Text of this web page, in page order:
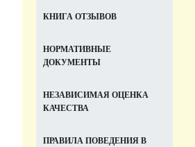
КНИГА ОТЗЫВОВ
НОРМАТИВНЫЕ
ДОКУМЕНТЫ
НЕЗАВИСИМАЯ ОЦЕНКА
КАЧЕСТВА
ПРАВИЛА ПОВЕДЕНИЯ В